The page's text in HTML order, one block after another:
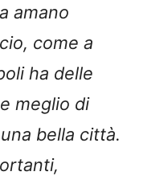
amano
come a
ha delle
meglio di
bella città.